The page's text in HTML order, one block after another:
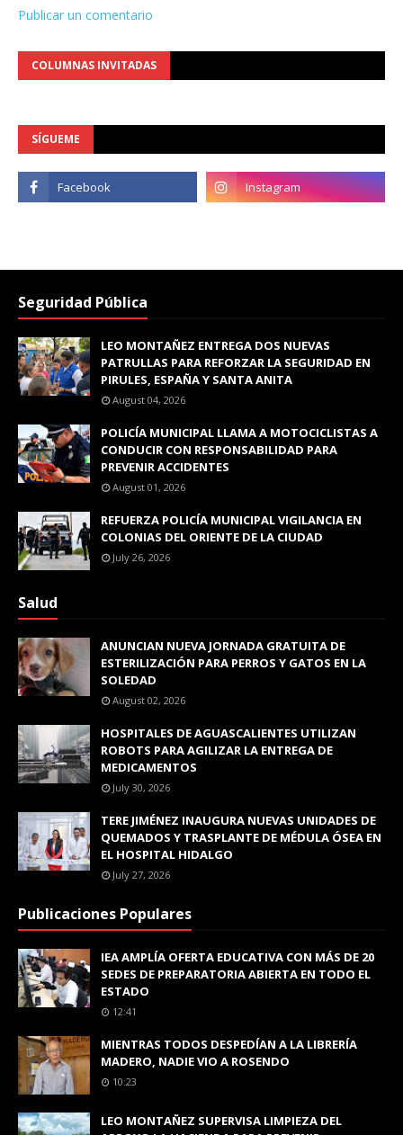
Publicar un comentario
COLUMNAS INVITADAS
SÍGUEME
Seguridad Pública
LEO MONTAÑEZ ENTREGA DOS NUEVAS
PATRULLAS PARA REFORZAR LA SEGURIDAD EN
PIRULES, ESPAÑA Y SANTA ANITA
August 04, 2026
POLICÍA MUNICIPAL LLAMA A MOTOCICLISTAS A
CONDUCIR CON RESPONSABILIDAD PARA
PREVENIR ACCIDENTES
August 01, 2026
REFUERZA POLICÍA MUNICIPAL VIGILANCIA EN
COLONIAS DEL ORIENTE DE LA CIUDAD
July 26, 2026
Salud
ANUNCIAN NUEVA JORNADA GRATUITA DE
ESTERILIZACIÓN PARA PERROS Y GATOS EN LA
SOLEDAD
August 02, 2026
HOSPITALES DE AGUASCALIENTES UTILIZAN
ROBOTS PARA AGILIZAR LA ENTREGA DE
MEDICAMENTOS
July 30, 2026
TERE JIMÉNEZ INAUGURA NUEVAS UNIDADES DE
QUEMADOS Y TRASPLANTE DE MÉDULA ÓSEA EN
EL HOSPITAL HIDALGO
July 27, 2026
Publicaciones Populares
IEA AMPLÍA OFERTA EDUCATIVA CON MÁS DE 20
SEDES DE PREPARATORIA ABIERTA EN TODO EL
ESTADO
12:41
MIENTRAS TODOS DESPEDÍAN A LA LIBRERÍA
MADERO, NADIE VIO A ROSENDO
10:23
LEO MONTAÑEZ SUPERVISA LIMPIEZA DEL